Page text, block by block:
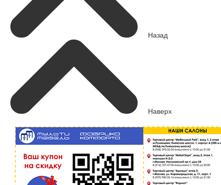
Назад
Наверх